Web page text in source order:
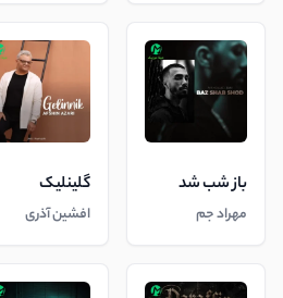
باز شب شد
مهراد جم
گلینلیک
افشین آذری